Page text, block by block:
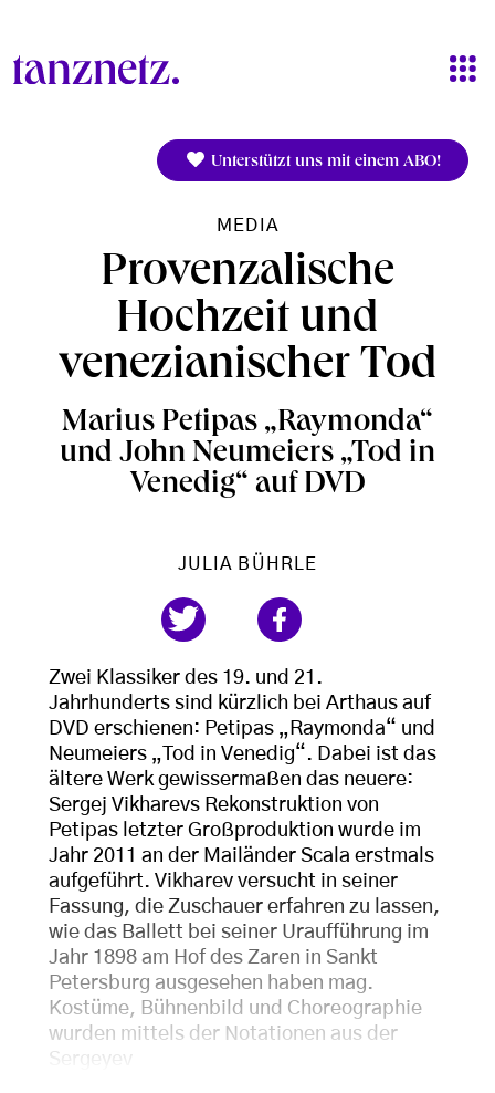
Unterstützt uns mit einem ABO!
MEDIA
Provenzalische
Hochzeit und
venezianischer Tod
Marius Petipas „Raymonda“
und John Neumeiers „Tod in
Venedig“ auf DVD
JULIA BÜHRLE
Zwei Klassiker des 19. und 21.
Jahrhunderts sind kürzlich bei Arthaus auf
DVD erschienen: Petipas „Raymonda“ und
Neumeiers „Tod in Venedig“. Dabei ist das
ältere Werk gewissermaßen das neuere:
Sergej Vikharevs Rekonstruktion von
Petipas letzter Großproduktion wurde im
Jahr 2011 an der Mailänder Scala erstmals
aufgeführt. Vikharev versucht in seiner
Fassung, die Zuschauer erfahren zu lassen,
wie das Ballett bei seiner Uraufführung im
Jahr 1898 am Hof des Zaren in Sankt
Petersburg ausgesehen haben mag.
Kostüme, Bühnenbild und Choreographie
wurden mittels der Notationen aus der
Sergeyev